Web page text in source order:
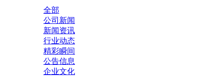
全部
公司新闻
新闻资讯
行业动态
精彩瞬间
公告信息
企业文化